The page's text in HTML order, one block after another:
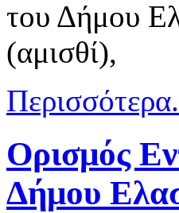
του Δήμου
(αμισθί),
Ορισμός
Δήμου